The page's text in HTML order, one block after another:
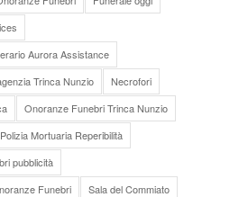
Aurora Assistance
Trinca Nunzio
Necrofori
Onoranze Funebri Trinca Nunzio
Polizia Mortuaria Reperibilità
pubblicità
Funebri
Sala del Commiato